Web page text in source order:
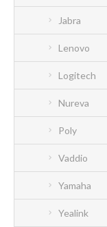
Jabra
Lenovo
Logitech
Nureva
Poly
Vaddio
Yamaha
Yealink